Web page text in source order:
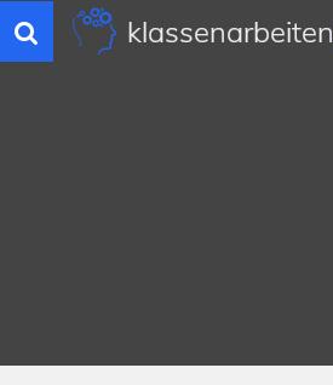
Toggle
navigation
klassenarbeiten